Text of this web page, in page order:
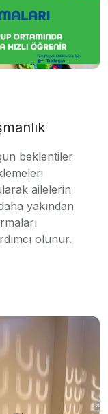
beklentiler
ailelerin
yakından
olunur.